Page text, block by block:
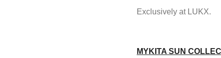
Exclusively at LUKX.
MYKITA SUN